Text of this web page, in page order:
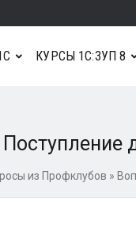
КУРСЫ 1С:ЗУП 8
Поступление
из Профклубов »